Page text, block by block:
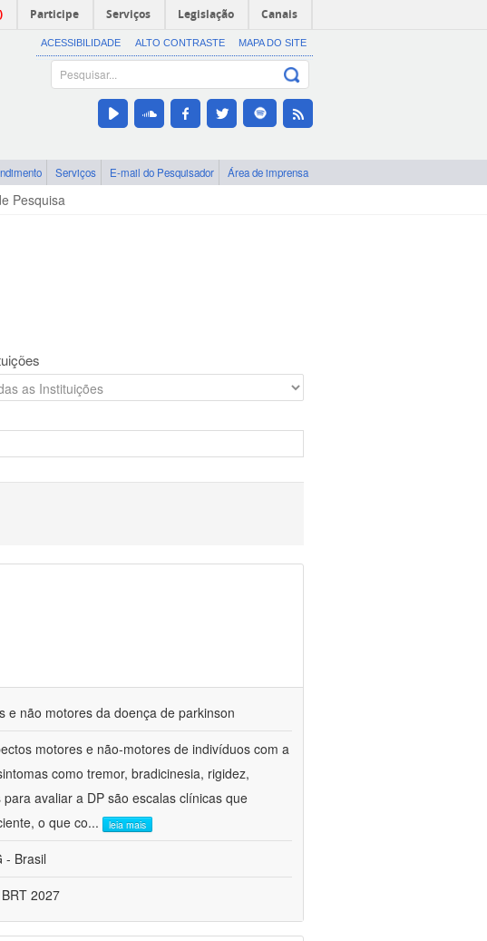
Participe Serviços Legislação Canais
ACESSIBILIDADE ALTO CONTRASTE MAPA DO SITE
Serviços E-mail do Pesquisador Área de imprensa
Pesquisa
e não motores da doença de parkinson
motores e não-motores de indivíduos com a
como tremor, bradicinesia, rigidez,
avaliar a DP são escalas clínicas que
o que co... leia mais
- Brasil
2027